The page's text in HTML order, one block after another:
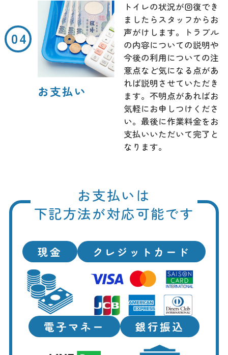
お支払い
トイレの状況が回復でき
ましたらスタッフからお
声がけします。トラブル
の内容についての説明や
今後の利用についての注
意点など気になる点があ
れば説明させていただき
ます。不明点があればお
気軽にお申しつけくださ
い。最後に作業料金をお
支払いいただいて完了と
なります。
お支払いは
下記方法が対応可能です
現金 クレジットカード
電子マネー 銀行振込